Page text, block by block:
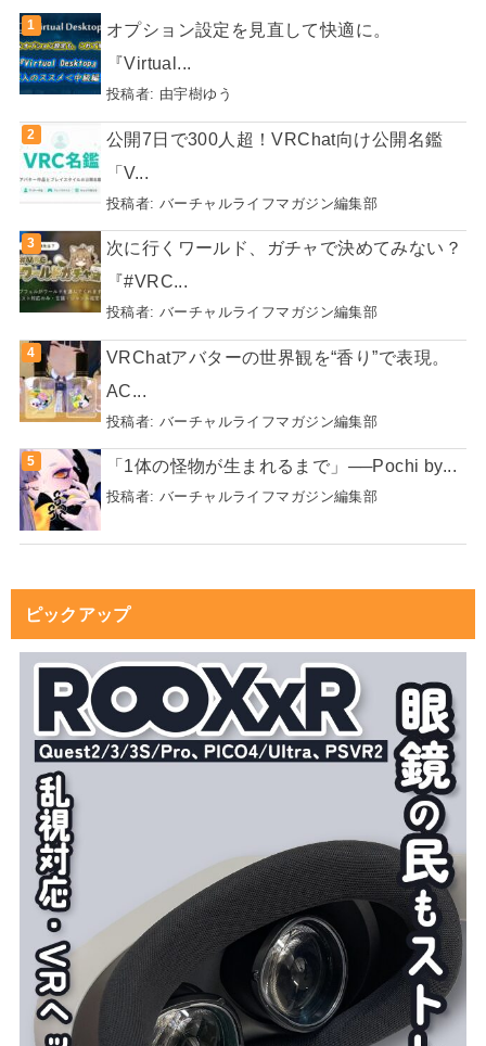
オプション設定を見直して快適に。
『Virtual...
投稿者: 由宇樹ゆう
公開7日で300人超！VRChat向け公開名鑑
「V...
投稿者: バーチャルライフマガジン編集部
次に行くワールド、ガチャで決めてみない？
『#VRC...
投稿者: バーチャルライフマガジン編集部
VRChatアバターの世界観を“香り”で表現。
AC...
投稿者: バーチャルライフマガジン編集部
「1体の怪物が生まれるまで」──Pochi by...
投稿者: バーチャルライフマガジン編集部
ピックアップ